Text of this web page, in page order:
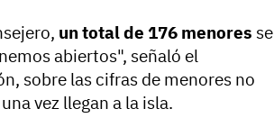
un total de 176 menores se
abiertos", señaló el
sobre las cifras de menores no
vez llegan a la isla.